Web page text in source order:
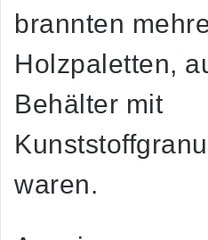
brannten
Holzpaletten,
Behälter mit
waren.